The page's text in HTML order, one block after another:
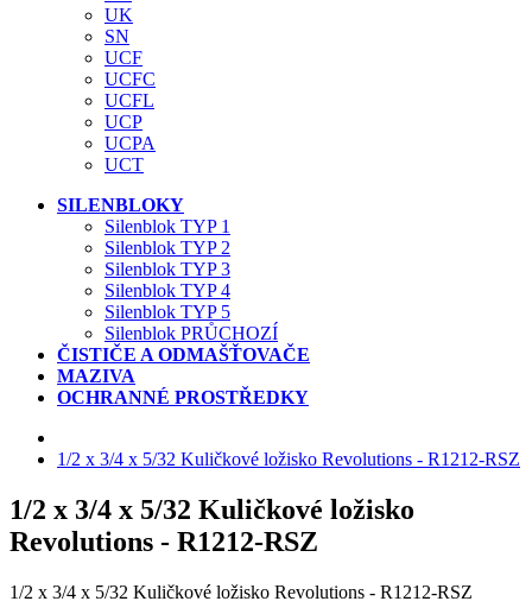
UK
SN
UCF
UCFC
UCFL
UCP
UCPA
UCT
SILENBLOKY
Silenblok TYP 1
Silenblok TYP 2
Silenblok TYP 3
Silenblok TYP 4
Silenblok TYP 5
Silenblok PRŮCHOZÍ
ČISTIČE A ODMAŠŤOVAČE
MAZIVA
OCHRANNÉ PROSTŘEDKY
1/2 x 3/4 x 5/32 Kuličkové ložisko Revolutions - R1212-RSZ
1/2 x 3/4 x 5/32 Kuličkové ložisko
Revolutions - R1212-RSZ
1/2 x 3/4 x 5/32 Kuličkové ložisko Revolutions - R1212-RSZ